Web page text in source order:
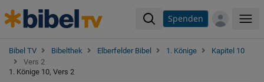
Spenden
Bibel TV Bibelthek Elberfelder Bibel 1. Könige
Kapitel 10
Vers 2
1. Könige 10, Vers 2